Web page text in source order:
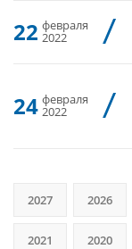
22 февраля
2022
24 февраля
2022
2027 2026
2021 2020